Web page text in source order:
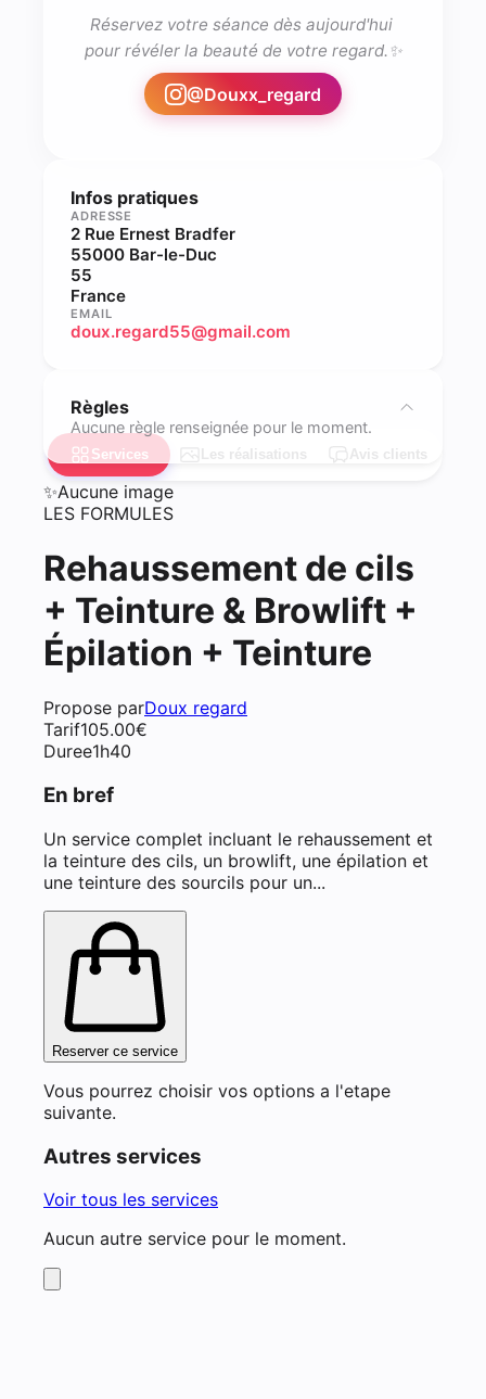
Réservez votre séance dès aujourd'hui
pour révéler la beauté de votre regard.✨
@Douxx_regard
Infos pratiques
ADRESSE
2 Rue Ernest Bradfer
55000 Bar-le-Duc
55
France
EMAIL
doux.regard55@gmail.com
Règles
Aucune règle renseignée pour le moment.
Services Les réalisations Avis clients
✨Aucune image
LES FORMULES
Rehaussement de cils
+ Teinture & Browlift +
Épilation + Teinture
Propose parDoux regard
Tarif105.00€
Duree1h40
En bref
Un service complet incluant le rehaussement et
la teinture des cils, un browlift, une épilation et
une teinture des sourcils pour un...
Reserver ce service
Vous pourrez choisir vos options a l'etape
suivante.
Autres services
Voir tous les services
Aucun autre service pour le moment.